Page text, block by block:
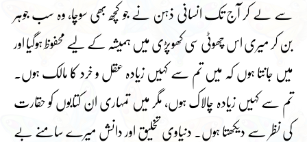
سے لے کر آج تک انسانی ذہن نے جو کچھ بھی سوچا، وہ سب جوہر
بن کر میری اس چھوٹی سی کھوپڑی میں ہمیشہ کے لیے محفوظ ہوگیا اور
میں جانتا ہوں کہ میں تم سے کہیں زیادہ عقل و خرد کا مالک ہوں۔
تم سے کہیں زیادہ چالاک ہوں، مگر میں تمہاری ان کتابوں کو حقارت
کی نظر سے دیکھتا ہوں۔ دنیاوی تخلیق اور دانش میرے سامنے بے